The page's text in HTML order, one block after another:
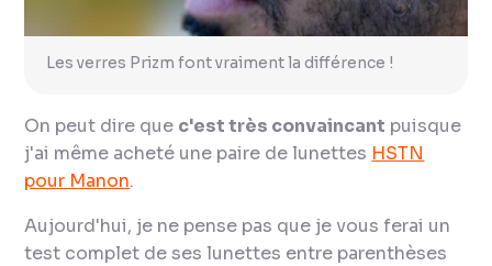
Les verres Prizm font vraiment la différence !
On peut dire que c'est très convaincant puisque
j'ai même acheté une paire de lunettes HSTN
pour Manon.
Aujourd'hui, je ne pense pas que je vous ferai un
test complet de ses lunettes entre parenthèses